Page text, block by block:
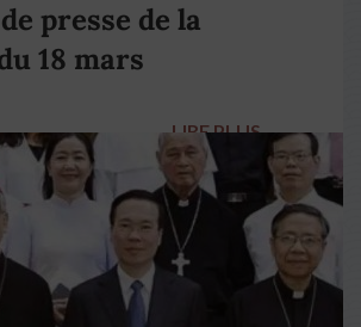
presse de la
18 mars
LIRE PLUS →